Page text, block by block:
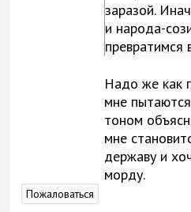
заразой.
и народа-
превратимся
Надо же как
мне
тоном
мне
державу и
морду.
Пожаловаться